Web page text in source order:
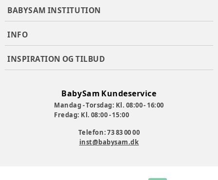
BABYSAM INSTITUTION
INFO
INSPIRATION OG TILBUD
BabySam Kundeservice
Mandag - Torsdag: Kl. 08:00 - 16:00
Fredag: Kl. 08:00 - 15:00
Telefon: 73 83 00 00
inst@babysam.dk